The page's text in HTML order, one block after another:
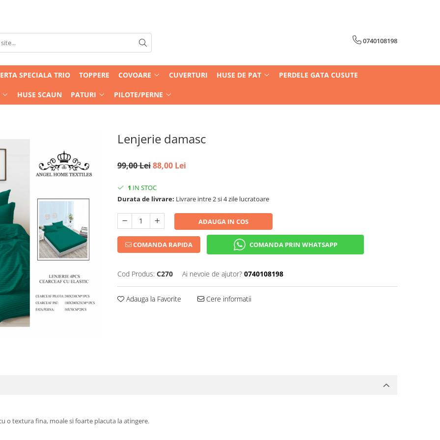
0740108198
SPECIALA TRIO TOPPERE COVOARE CUVERTURI HUSE DE PAT PERDELE GATA CUSUTE
HUSE SCAUN PATURI PILOTE/PERNE
Lenjerie damasc
99,00 Lei88,00 Lei
1 IN STOC
Durata de livrare: Livrare intre 2 si 4 zile lucratoare
ADAUGA IN COS
COMANDA RAPIDA COMANDA PRIN WHATSAPP
Cod Produs: C270 Ai nevoie de ajutor? 0740108198
Adauga la Favorite Cere informatii
o textura fina, moale si foarte placuta la atingere.